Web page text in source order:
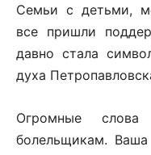
Семьи с детьми,
все пришли
давно стала
духа
Огромные
болельщикам.